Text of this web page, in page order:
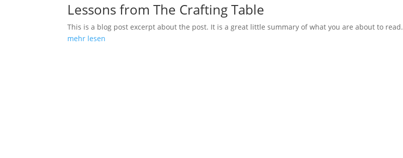
Lessons from The Crafting Table
This is a blog post excerpt about the post. It is a great little summary of what you are about to read.
mehr lesen